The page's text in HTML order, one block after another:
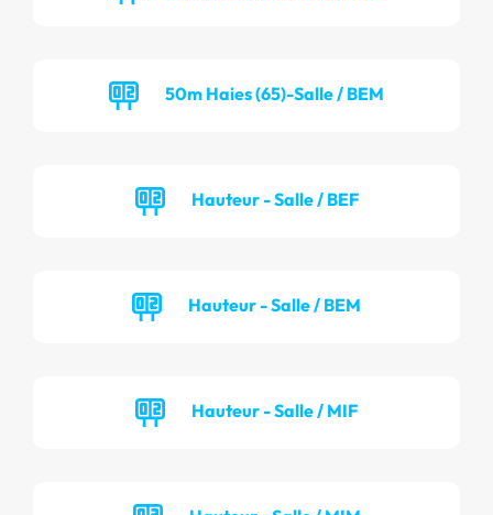
50m Haies (65)-Salle / BEM
Hauteur - Salle / BEF
Hauteur - Salle / BEM
Hauteur - Salle / MIF